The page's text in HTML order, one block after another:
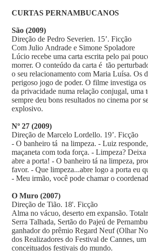
CURTAS PERNAMBUCANOS
São (2009)
Direção de Pedro Severien. 15’. Ficção
Com Julio Andrade e Simone Spoladore
Lúcio recebe uma carta escrita pelo pai
morrer. O conteúdo da carta é tão
o seu relacionamento com Maria Luísa. Os
perigoso jogo de poder. O filme investiga
da privacidade numa relação conjugal, uma
sempre deu bons resultados no cinema por
explosivo.
Nº 27 (2009)
Direção de Marcelo Lordello. 19’. Ficção
- O banheiro tá na limpeza. - Luiz
maçaneta com toda força. - Limpeza? Deixa
abre a porta! - O banheiro tá na limpeza,
favor. - Que limpeza...abre logo a porta eu
- Meu irmão, você pode chamar o
O Muro (2007)
Direção de Tião. 18'. Ficção
Alma no vácuo, deserto em expansão.
Serra Talhada, Sertão do Pajeú de
ganhador do prêmio Regard Neuf (Olhar
dos Realizadores do Festival de Cannes, um
conceituados festivais do mundo.